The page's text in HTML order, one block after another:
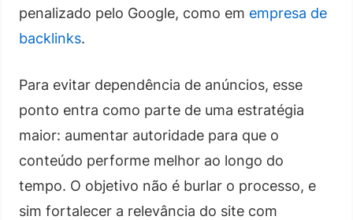
penalizado pelo Google, como em empresa de
backlinks.
Para evitar dependência de anúncios, esse
ponto entra como parte de uma estratégia
maior: aumentar autoridade para que o
conteúdo performe melhor ao longo do
tempo. O objetivo não é burlar o processo, e
sim fortalecer a relevância do site com